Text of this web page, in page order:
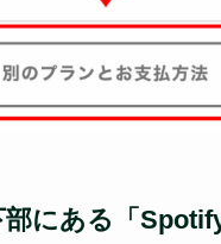
部にある「